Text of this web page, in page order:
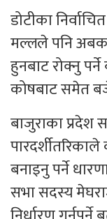
डोटीका
मल्लले पनि
हुनबाट रोक्नु पर्ने
कोषबाट समेत
बाजुराका प्रदेश
बनाइनु पर्ने
सभा सदस्य